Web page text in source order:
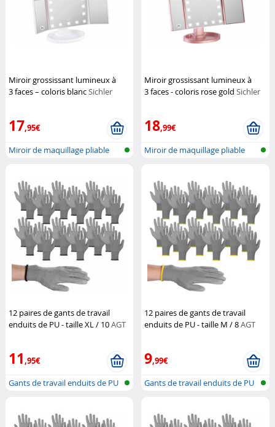
Miroir grossissant lumineux à
3 faces – coloris blancSichler
17,95€
Miroir de maquillage pliable
Miroir grossissant lumineux à
3 faces - coloris rose goldSichler
18,99€
Miroir de maquillage pliable
12 paires de gants de travail
enduits de PU - taille XL / 10AGT
11,95€
Gants de travail enduits de PU
12 paires de gants de travail
enduits de PU - taille M / 8AGT
9,99€
Gants de travail enduits de PU